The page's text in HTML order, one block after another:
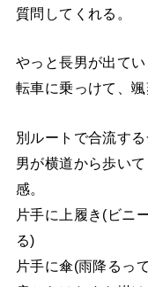
質問してくれる。
やっと長男が出て
転車に乗っけて、颯
別ルートで合流す
男が横道から歩い
感。
片手に上履き(ビニ
る)
片手に傘(雨降るっ